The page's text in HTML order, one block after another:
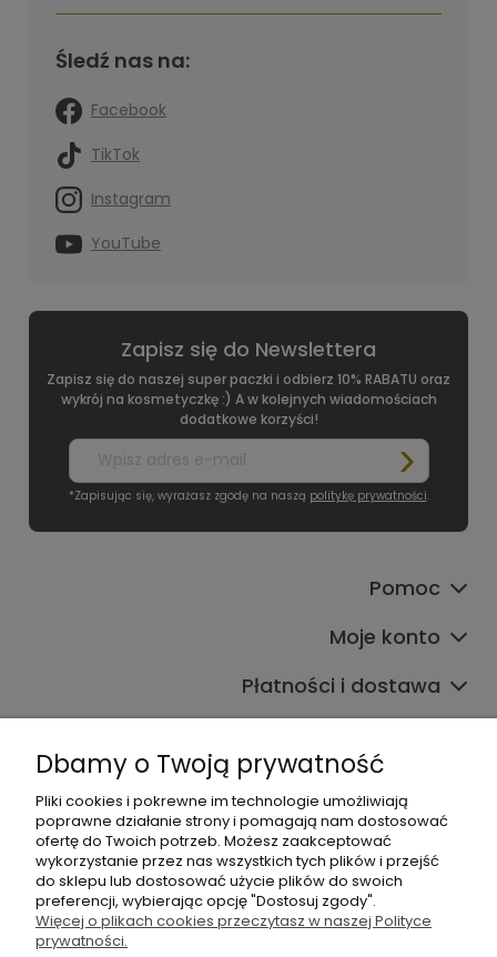
Śledź nas na:
Facebook
TikTok
Instagram
YouTube
Zapisz się do Newslettera
Zapisz się do naszej super paczki i odbierz 10% RABATU oraz
wykrój na kosmetyczkę :) A w kolejnych wiadomościach
dodatkowe korzyści!
*Zapisując się, wyrażasz zgodę na naszą politykę prywatności.
Pomoc
Moje konto
Płatności i dostawa
+48 605 141 363
Dbamy o Twoją prywatność
Pliki cookies i pokrewne im technologie umożliwiają
poprawne działanie strony i pomagają nam dostosować
ofertę do Twoich potrzeb. Możesz zaakceptować
wykorzystanie przez nas wszystkich tych plików i przejść
do sklepu lub dostosować użycie plików do swoich
preferencji, wybierając opcję "Dostosuj zgody".
Więcej o plikach cookies przeczytasz w naszej Polityce
prywatności.